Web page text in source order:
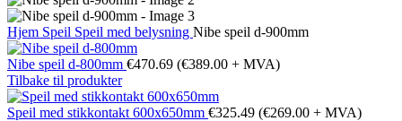
Hjem Speil Speil med belysning Nibe speil d-900mm
Nibe speil d-800mm €470.69 (€389.00 + MVA)
Tilbake til produkter
Speil med stikkontakt 600x650mm €325.49 (€269.00 + MVA)